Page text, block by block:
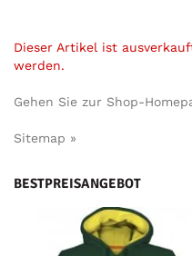
Dieser Artikel ist
werden.
Gehen Sie zur Shop-
Sitemap »
BESTPREISANGEBOT